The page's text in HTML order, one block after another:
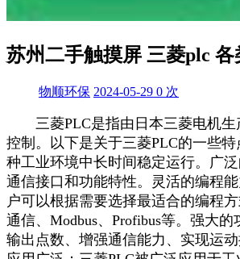
苏州二手触摸屏 三菱plc
物顺环保 2024-05-29 0 次
三菱PLC是指由日本三菱电机
控制。以下是关于三菱PLC的一些
种工业环境中长时间稳定运行。广
通信接口和功能特性。灵活的编程
户可以根据需要选择最适合的编程
通信、Modbus、Profibus等。强大
输出点数、增强通信能力、实现运